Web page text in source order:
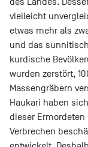
vielleicht
etwas mehr als
und das
kurdische
wurden zerstört,
Massengräbern
Haukari haben
dieser
Verbrechen